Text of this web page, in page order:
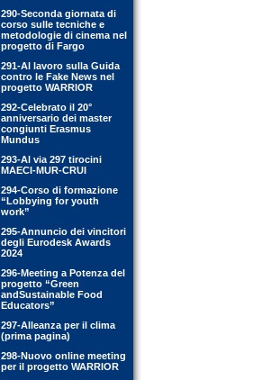
290-Seconda giornata di
corso sulle tecniche e
metodologie di cinema nel
progetto di Fargo
291-Al lavoro sulla Guida
contro le Fake News nel
progetto WARRIOR
292-Celebrato il 20°
anniversario dei master
congiunti Erasmus
Mundus
293-Al via 297 tirocini
MAECI-MUR-CRUI
294-Corso di formazione
“Lobbying for youth
work”
295-Annuncio dei vincitori
degli Eurodesk Awards
2024
296-Meeting a Potenza del
progetto “Green
andSustainable Food
Educators”
297-Alleanza per il clima
(prima pagina)
298-Nuovo online meeting
per il progetto WARRIOR